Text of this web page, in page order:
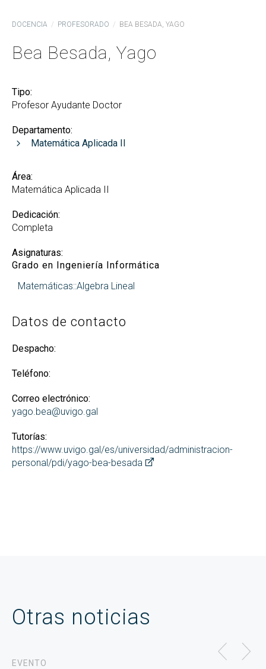
DOCENCIA PROFESORADO BEA BESADA, YAGO
Bea Besada, Yago
Tipo:
Profesor Ayudante Doctor
Departamento:
Matemática Aplicada II
Área:
Matemática Aplicada II
Dedicación:
Completa
Asignaturas:
Grado en Ingeniería Informática
Matemáticas::Algebra Lineal
Datos de contacto
Despacho:
Teléfono:
Correo electrónico:
yago.bea@uvigo.gal
Tutorías:
https://www.uvigo.gal/es/universidad/administracion-
personal/pdi/yago-bea-besada
Otras noticias
EVENTO